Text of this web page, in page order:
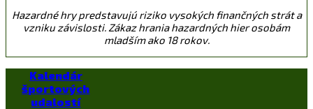
Hazardné hry predstavujú riziko vysokých finančných strát a
vzniku závislosti. Zákaz hrania hazardných hier osobám
mladším ako 18 rokov.
Kalendár
športových
udalostí